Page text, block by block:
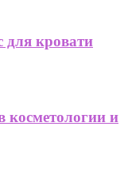
для кровати
косметологии и